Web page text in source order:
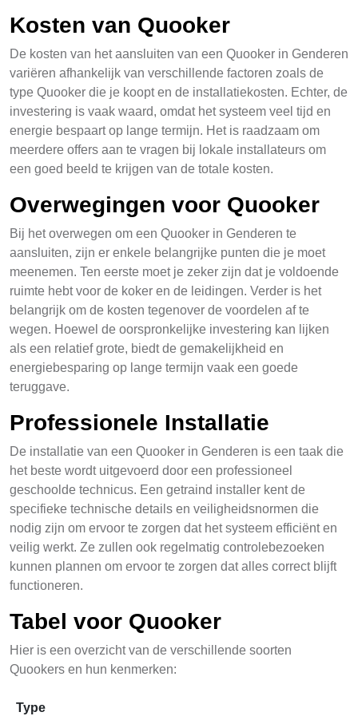
Kosten van Quooker
De kosten van het aansluiten van een Quooker in Genderen
variëren afhankelijk van verschillende factoren zoals de
type Quooker die je koopt en de installatiekosten. Echter, de
investering is vaak waard, omdat het systeem veel tijd en
energie bespaart op lange termijn. Het is raadzaam om
meerdere offers aan te vragen bij lokale installateurs om
een goed beeld te krijgen van de totale kosten.
Overwegingen voor Quooker
Bij het overwegen om een Quooker in Genderen te
aansluiten, zijn er enkele belangrijke punten die je moet
meenemen. Ten eerste moet je zeker zijn dat je voldoende
ruimte hebt voor de koker en de leidingen. Verder is het
belangrijk om de kosten tegenover de voordelen af te
wegen. Hoewel de oorspronkelijke investering kan lijken
als een relatief grote, biedt de gemakelijkheid en
energiebesparing op lange termijn vaak een goede
teruggave.
Professionele Installatie
De installatie van een Quooker in Genderen is een taak die
het beste wordt uitgevoerd door een professioneel
geschoolde technicus. Een getraind installer kent de
specifieke technische details en veiligheidsnormen die
nodig zijn om ervoor te zorgen dat het systeem efficiënt en
veilig werkt. Ze zullen ook regelmatig controlebezoeken
kunnen plannen om ervoor te zorgen dat alles correct blijft
functioneren.
Tabel voor Quooker
Hier is een overzicht van de verschillende soorten
Quookers en hun kenmerken:
Type